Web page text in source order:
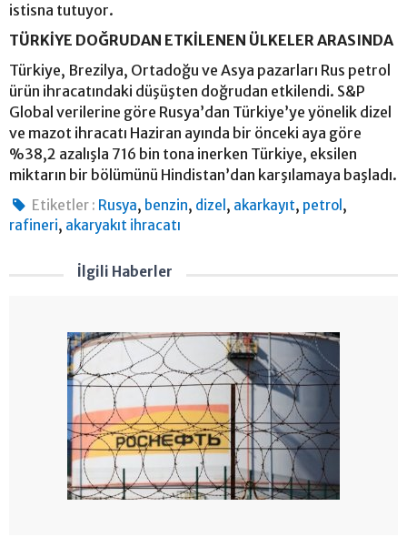
istisna tutuyor.
TÜRKİYE DOĞRUDAN ETKİLENEN ÜLKELER ARASINDA
Türkiye, Brezilya, Ortadoğu ve Asya pazarları Rus petrol
ürün ihracatındaki düşüşten doğrudan etkilendi. S&P
Global verilerine göre Rusya’dan Türkiye’ye yönelik dizel
ve mazot ihracatı Haziran ayında bir önceki aya göre
%38,2 azalışla 716 bin tona inerken Türkiye, eksilen
miktarın bir bölümünü Hindistan’dan karşılamaya başladı.
Etiketler : Rusya, benzin, dizel , akarkayıt, petrol ,
rafineri, akaryakıt ihracatı
İlgili Haberler